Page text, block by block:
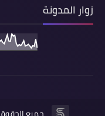
زوار المدونة